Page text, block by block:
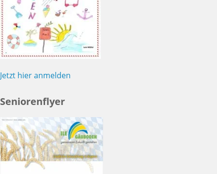
Jetzt hier anmelden
Seniorenflyer